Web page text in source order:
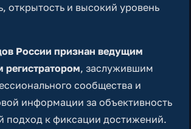
открытость и высокий уровень
России признан ведущим
, заслужившим
сообщества и
информации за объективность
подход к фиксации достижений.